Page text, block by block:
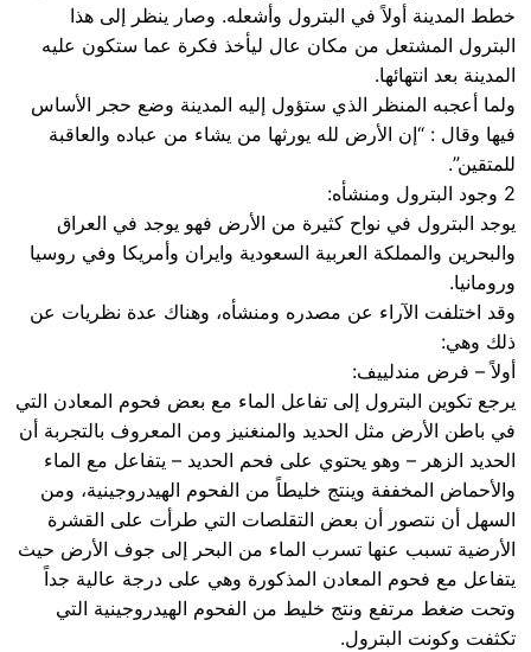
خطط المدينة أولاً في البترول وأشعله. وصار ينظر إلى هذا
البترول المشتعل من مكان عال ليأخذ فكرة عما ستكون عليه
المدينة بعد انتهائها.
ولما أعجبه المنظر الذي ستؤول إليه المدينة وضع حجر الأساس
فيها وقال : “إن الأرض لله يورثها من يشاء من عباده والعاقبة
للمتقين”.
2 وجود البترول ومنشأه:
يوجد البترول في نواح كثيرة من الأرض فهو يوجد في العراق
والبحرين والمملكة العربية السعودية وايران وأمريكا وفي روسيا
ورومانيا.
وقد اختلفت الآراء عن مصدره ومنشأه، وهناك عدة نظريات عن
ذلك وهي:
أولاً – فرض مندلييف:
يرجع تكوين البترول إلى تفاعل الماء مع بعض فحوم المعادن التي
في باطن الأرض مثل الحديد والمنغنيز ومن المعروف بالتجربة أن
الحديد الزهر – وهو يحتوي على فحم الحديد – يتفاعل مع الماء
والأحماض المخففة وينتج خليطاً من الفحوم الهيدروجينية، ومن
السهل أن نتصور أن بعض التقلصات التي طرأت على القشرة
الأرضية تسبب عنها تسرب الماء من البحر إلى جوف الأرض حيث
يتفاعل مع فحوم المعادن المذكورة وهي على درجة عالية جداً
وتحت ضغط مرتفع ونتج خليط من الفحوم الهيدروجينية التي
تكثفت وكونت البترول.